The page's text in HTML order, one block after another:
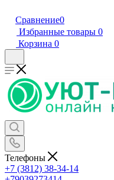
Сравнение0
Избранные товары 0
Корзина 0
Телефоны
+7 (3812) 38-34-14